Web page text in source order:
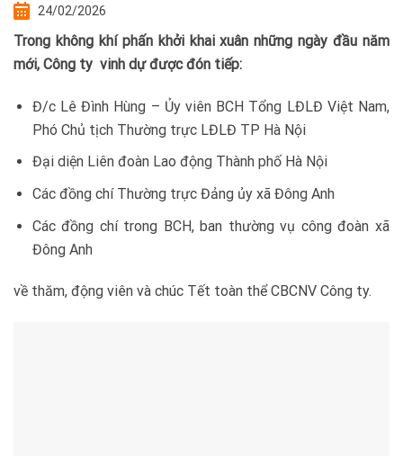
24/02/2026
Trong không khí phấn khởi khai xuân những ngày đầu năm
mới, Công ty vinh dự được đón tiếp:
Đ/c Lê Đình Hùng – Ủy viên BCH Tổng LĐLĐ Việt Nam,
Phó Chủ tịch Thường trực LĐLĐ TP Hà Nội
Đại diện Liên đoàn Lao động Thành phố Hà Nội
Các đồng chí Thường trực Đảng ủy xã Đông Anh
Các đồng chí trong BCH, ban thường vụ công đoàn xã
Đông Anh
về thăm, động viên và chúc Tết toàn thể CBCNV Công ty.